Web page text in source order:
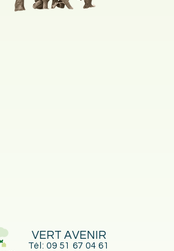
VERT AVENIR
Tél:09 51 67 04 61